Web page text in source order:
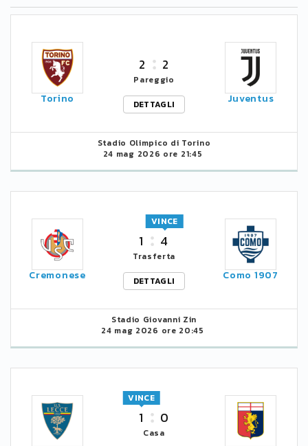
Torino
2 2
Pareggio
DETTAGLI
Juventus
Stadio Olimpico di Torino
24 mag 2026 ore 21:45
Cremonese
1 4
VINCE
Trasferta
DETTAGLI
Como 1907
Stadio Giovanni Zin
24 mag 2026 ore 20:45
1
VINCE
0
Casa